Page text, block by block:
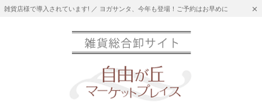
雑貨店様で導入されています! ／ ヨガサンタ、今年も登場！ご予約はお早めに